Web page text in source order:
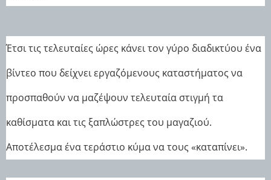
Έτσι τις τελευταίες ώρες κάνει τον γύρο διαδικτύου ένα
βίντεο που δείχνει εργαζόμενους καταστήματος να
προσπαθούν να μαζέψουν τελευταία στιγμή τα
καθίσματα και τις ξαπλώστρες του μαγαζιού.
Αποτέλεσμα ένα τεράστιο κύμα να τους «καταπίνει».